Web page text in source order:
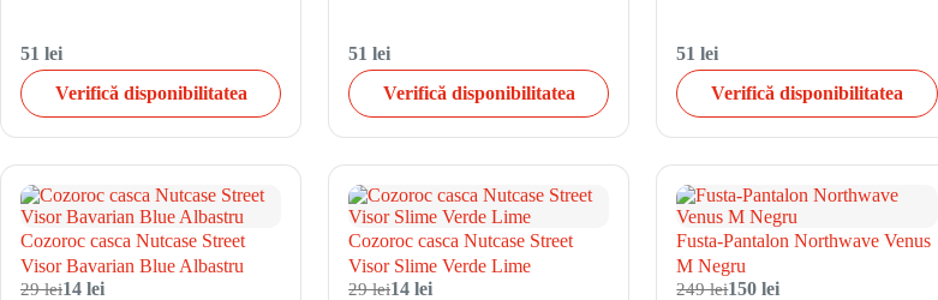
51 lei
Verifică disponibilitatea
51 lei
Verifică disponibilitatea
51 lei
Verifică disponibilitatea
Cozoroc casca Nutcase Street
Visor Bavarian Blue Albastru
29 lei14 lei
Cozoroc casca Nutcase Street
Visor Slime Verde Lime
29 lei14 lei
Fusta-Pantalon Northwave Venus
M Negru
249 lei150 lei